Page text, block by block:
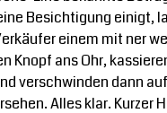
Besichtigung einigt,
einem mit ner
Knopf ans Ohr,
verschwinden dann auf
Alles klar. Kurzer